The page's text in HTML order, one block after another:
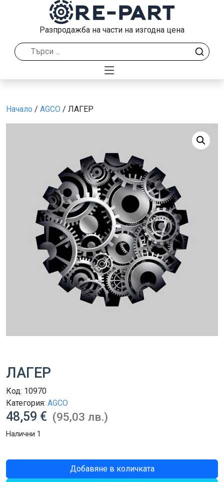
Разпродажба на части на изгодна цена
Начало / AGCO / ЛАГЕР
ЛАГЕР
Код: 10970
Категория: AGCO
48,59 € (95,03 лв.)
Налични 1
количество
за
Добавяне в количката